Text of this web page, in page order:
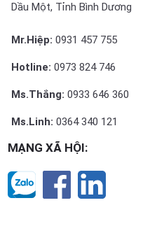
Dầu Một, Tỉnh Bình Dương
Mr.Hiệp: 0931 457 755
Hotline: 0973 824 746
Ms.Thắng: 0933 646 360
Ms.Linh: 0364 340 121
MẠNG XÃ HỘI: